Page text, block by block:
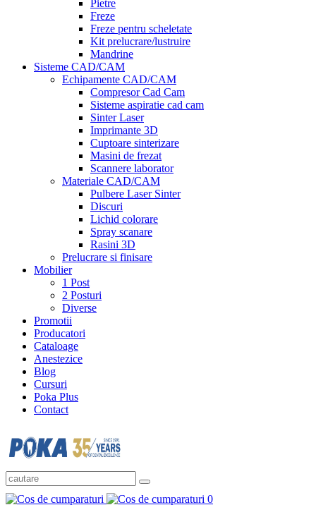
Pietre
Freze
Freze pentru scheletate
Kit prelucrare/lustruire
Mandrine
Sisteme CAD/CAM
Echipamente CAD/CAM
Compresor Cad Cam
Sisteme aspiratie cad cam
Sinter Laser
Imprimante 3D
Cuptoare sinterizare
Masini de frezat
Scannere laborator
Materiale CAD/CAM
Pulbere Laser Sinter
Discuri
Lichid colorare
Spray scanare
Rasini 3D
Prelucrare si finisare
Mobilier
1 Post
2 Posturi
Diverse
Promotii
Producatori
Cataloage
Anestezice
Blog
Cursuri
Poka Plus
Contact
0